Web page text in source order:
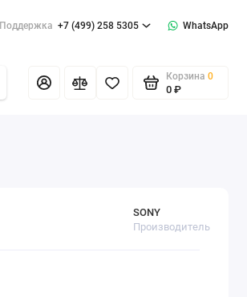
Поддержка +7 (499) 258 5305 WhatsApp
Корзина 0
0 ₽
SONY
Производитель